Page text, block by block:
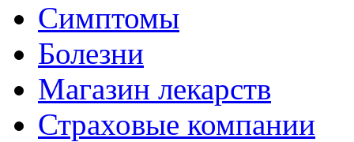
Симптомы
Болезни
Магазин лекарств
Страховые компании